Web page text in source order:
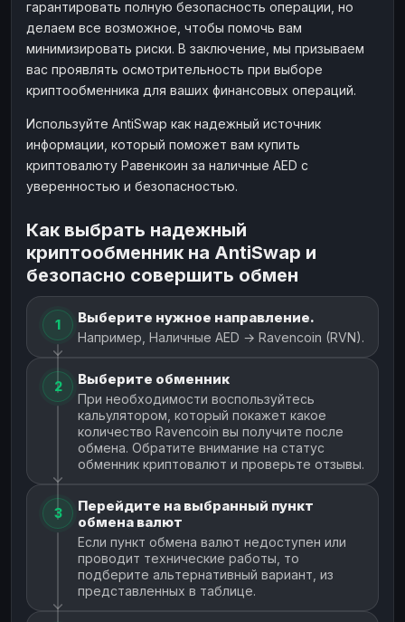
гарантировать полную безопасность операции, но
делаем все возможное, чтобы помочь вам
минимизировать риски. В заключение, мы призываем
вас проявлять осмотрительность при выборе
криптообменника для ваших финансовых операций.
Используйте AntiSwap как надежный источник
информации, который поможет вам купить
криптовалюту Равенкоин за наличные AED с
уверенностью и безопасностью.
Как выбрать надежный
криптообменник на AntiSwap и
безопасно совершить обмен
1 Выберите нужное направление.
Например, Наличные AED → Ravencoin (RVN).
2 Выберите обменник
При необходимости воспользуйтесь
кальулятором, который покажет какое
количество Ravencoin вы получите после
обмена. Обратите внимание на статус
обменник криптовалют и проверьте отзывы.
3
Перейдите на выбранный пункт
обмена валют
Если пункт обмена валют недоступен или
проводит технические работы, то
подберите альтернативный вариант, из
представленных в таблице.